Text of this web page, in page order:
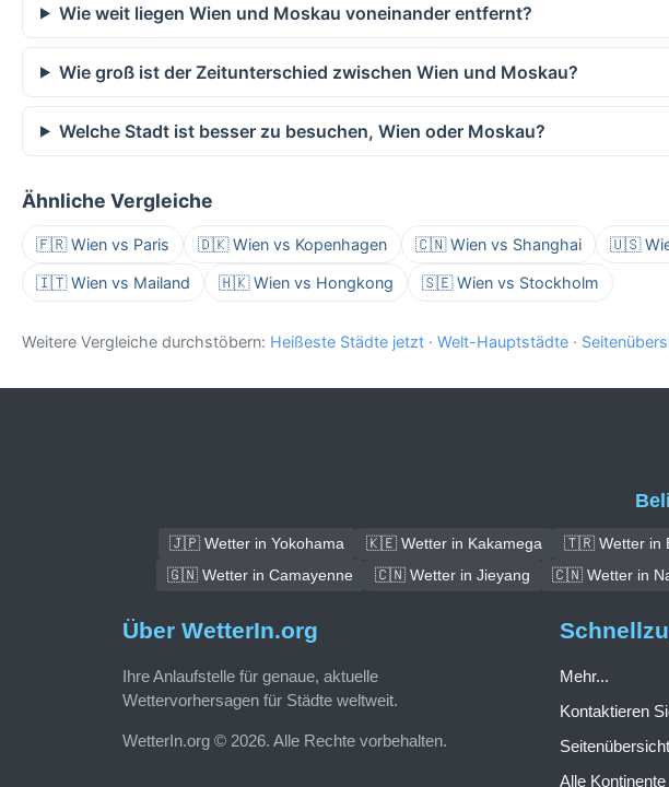
Wie weit liegen Wien und Moskau voneinander entfernt?
Wie groß ist der Zeitunterschied zwischen Wien und Moskau?
Welche Stadt ist besser zu besuchen, Wien oder Moskau?
Ähnliche Vergleiche
🇫🇷 Wien vs Paris 🇩🇰 Wien vs Kopenhagen 🇨🇳 Wien vs Shanghai 🇺🇸
🇮🇹 Wien vs Mailand 🇭🇰 Wien vs Hongkong 🇸🇪 Wien vs Stockholm
Weitere Vergleiche durchstöbern: Heißeste Städte jetzt · Welt-Hauptstädte ·
🇯🇵 Wetter in Yokohama 🇰🇪 Wetter in Kakamega 🇹🇷 Wetter in
🇬🇳 Wetter in Camayenne
🇨🇳 Wetter in Jieyang 🇨🇳 Wetter in
Über WetterIn.org
Ihre Anlaufstelle für genaue, aktuelle
Wettervorhersagen für Städte weltweit.
WetterIn.org © 2026. Alle Rechte vorbehalten.
Mehr...
Kontaktieren
Seitenübersicht
Alle Kontinente